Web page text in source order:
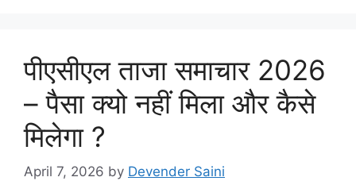
पीएसीएल ताजा समाचार 2026
– पैसा क्यो नहीं मिला और कैसे
मिलेगा ?
April 7, 2026 by Devender Saini